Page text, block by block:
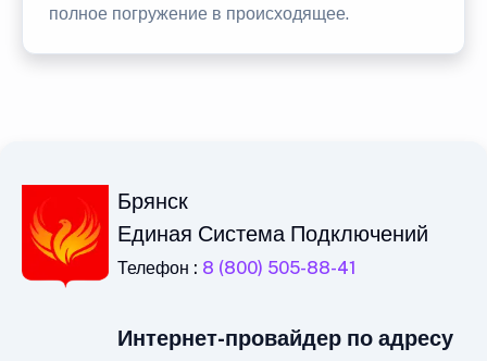
полное погружение в происходящее.
Брянск
Единая Система Подключений
Телефон : 8 (800) 505-88-41
Интернет-провайдер по адресу